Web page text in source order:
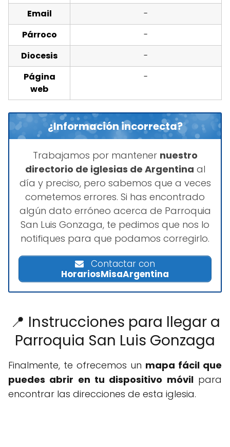
Email
-
Párroco
-
Diocesis
-
Página
web
-
¿Información incorrecta?
Trabajamos por mantener nuestro
directorio de iglesias de Argentina al
día y preciso, pero sabemos que a veces
cometemos errores. Si has encontrado
algún dato erróneo acerca de Parroquia
San Luis Gonzaga, te pedimos que nos lo
notifiques para que podamos corregirlo.
Contactar con
HorariosMisaArgentina
📍 Instrucciones para llegar a
Parroquia San Luis Gonzaga
Finalmente, te ofrecemos un mapa fácil que
puedes abrir en tu dispositivo móvilpara
encontrar las direcciones de esta iglesia.